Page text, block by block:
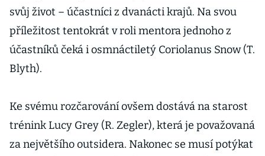
svůj život – účastníci z dvanácti krajů. Na svou
příležitost tentokrát v roli mentora jednoho z
účastníků čeká i osmnáctiletý Coriolanus Snow (T.
Blyth).
Ke svému rozčarování ovšem dostává na starost
trénink Lucy Grey (R. Zegler), která je považovaná
za největšího outsidera. Nakonec se musí potýkat